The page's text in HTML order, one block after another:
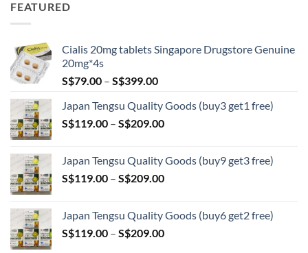
FEATURED
Cialis 20mg tablets Singapore Drugstore Genuine
20mg*4s
S$79.00 – S$399.00Price
S$79.00
through
Japan Tengsu Quality Goods (buy3 get1 free)
S$119.00 – S$209.00Price
through
S$209.00
Japan Tengsu Quality Goods (buy9 get3 free)
S$119.00 – S$209.00Price
through
S$209.00
Japan Tengsu Quality Goods (buy6 get2 free)
S$119.00 – S$209.00Price